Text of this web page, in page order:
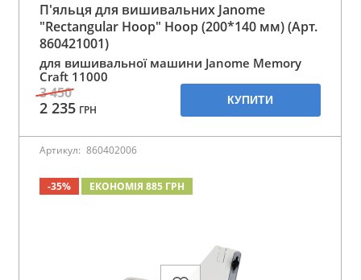
П'яльця для вишивальних Janome
"Rectangular Hoop" Hoop (200*140 мм) (Арт.
860421001)
для вишивальної машини Janome Memory
Craft 11000
3 450
2 235 ГРН
КУПИТИ
Артикул: 860402006
-35% ЕКОНОМІЯ 885 ГРН